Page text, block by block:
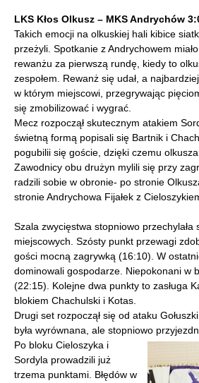
LKS Kłos Olkusz – MKS Andrychów
Takich emocji na olkuskiej hali kibice
przeżyli. Spotkanie z Andrychowem
rewanżu za pierwszą rundę, kiedy to
zespołem. Rewanż się udał, a
w którym miejscowi, przegrywając
się zmobilizować i wygrać.
Mecz rozpoczął skutecznym atakiem
świetną formą popisali się Bartnik i
pogubilii się goście, dzięki czemu
Zawodnicy obu drużyn mylili się przy
radzili sobie w obronie- po stronie
stronie Andrychowa Fijałek z
Szala zwycięstwa stopniowo przechylała
miejscowych. Szósty punkt przewagi
gości mocną zagrywką (16:10). W
dominowali gospodarze. Niepokonani w
(22:15). Kolejne dwa punkty to zasługa
blokiem Chachulski i Kotas.
Drugi set rozpoczął się od ataku
była wyrównana, ale stopniowo
Po bloku Cieloszyka i
Sordyla prowadzili już
trzema punktami. Błędów w